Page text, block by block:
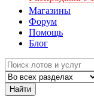
Магазины
Форум
Помощь
Блог
Найти